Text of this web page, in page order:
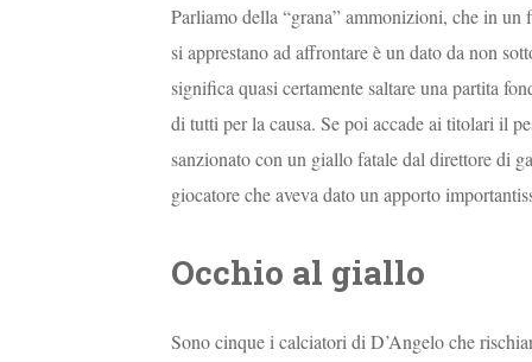
Parliamo della “grana” ammonizioni, che in
si apprestano ad affrontare è un dato da non
significa quasi certamente saltare una partita
di tutti per la causa. Se poi accade ai titolari il
sanzionato con un giallo fatale dal direttore di
giocatore che aveva dato un apporto
Occhio al giallo
Sono cinque i calciatori di D’Angelo che